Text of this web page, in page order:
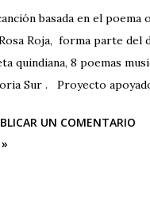
basada en el poema
Roja, forma parte del
quindiana, 8 poemas
Sur . Proyecto
de Concertación Cultural
del Quindío
UN COMENTARIO